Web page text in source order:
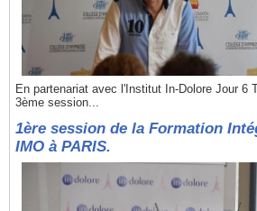
En partenariat avec l'Institut In-Dolore Jour 6
3ème session...
1ère session de la Formation
IMO à PARIS.